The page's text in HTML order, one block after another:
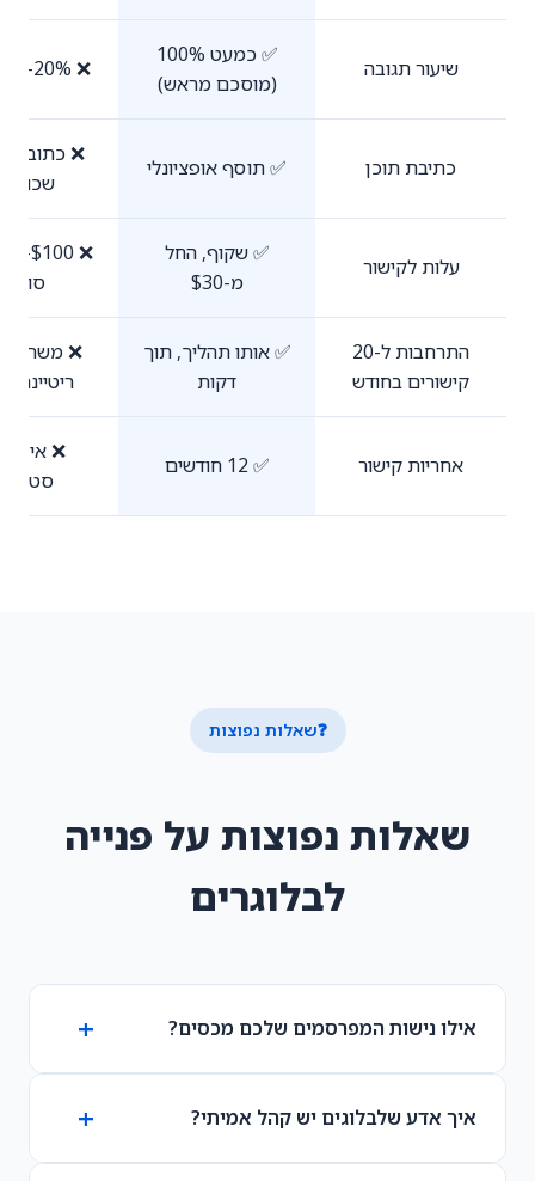
שיעור תגובה
✅ כמעט 100%
(מוסכם מראש)
❌ 5-20% בדרך כלל
כתיבת תוכן ✅ תוסף אופציונלי
❌ כתוב
שכור
עלות לקישור
✅ שקוף, החל
מ-$30
התרחבות ל-20
קישורים בחודש
✅ אותו תהליך, תוך
דקות
❌ משרה
ריטיינר
אחריות קישור ✅ 12 חודשים
❌ אין
❓שאלות נפוצות
שאלות נפוצות על פנייה
לבלוגרים
אילו נישות המפרסמים שלכם מכסים?
50+ niches including technology, finance,
health and wellness, real estate, travel,
fashion, food, SaaS, marketing, education, and
איך אדע שלבלוגים יש קהל אמיתי?